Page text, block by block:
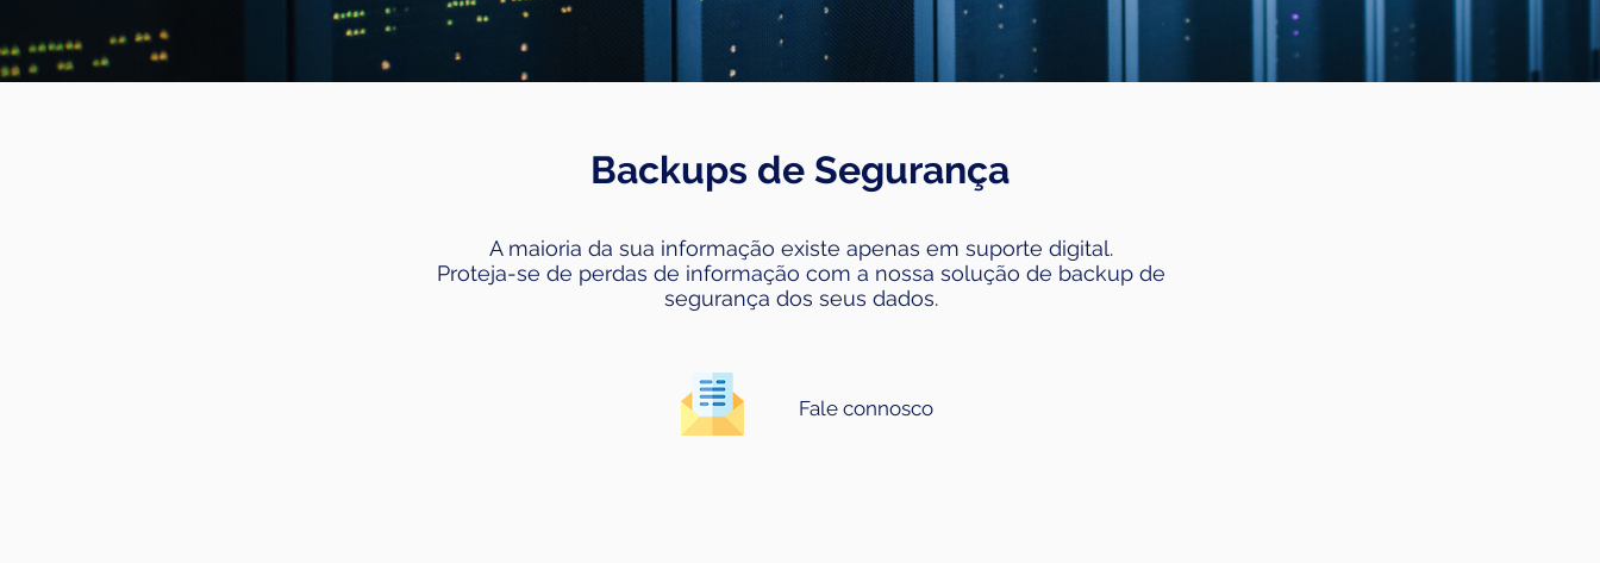
Backups de Segurança
A maioria da sua informação existe apenas em suporte digital.
Proteja-se de perdas de informação com a nossa solução de backup de
segurança dos seus dados.
Fale connosco